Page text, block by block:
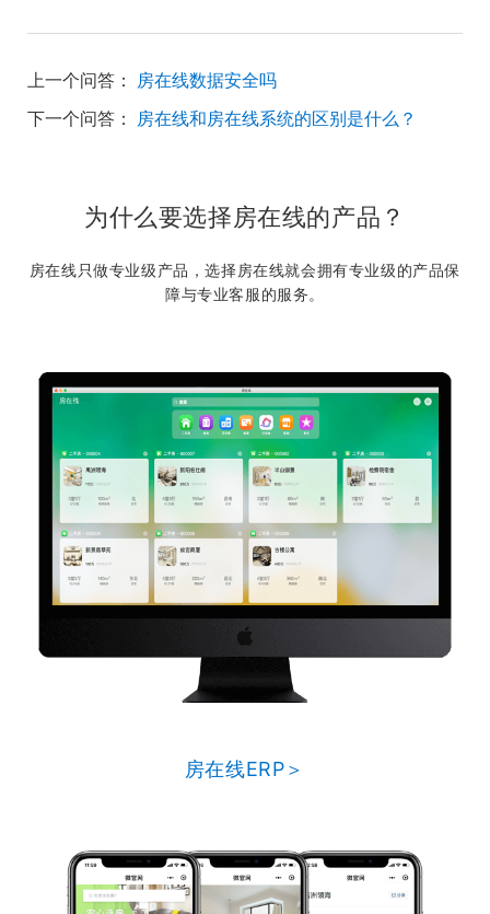
上一个问答： 房在线数据安全吗
下一个问答： 房在线和房在线系统的区别是什么？
为什么要选择房在线的产品？
房在线只做专业级产品，选择房在线就会拥有专业级的产品保
障与专业客服的服务。
房在线ERP＞